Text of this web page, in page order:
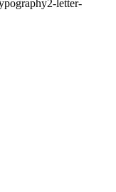
letter-